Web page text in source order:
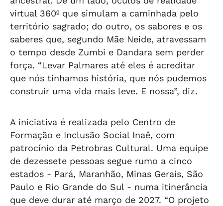
virtual 360º que simulam a caminhada pelo
território sagrado; do outro, os sabores e os
saberes que, segundo Mãe Neide, atravessam
o tempo desde Zumbi e Dandara sem perder
força. “Levar Palmares até eles é acreditar
que nós tínhamos história, que nós pudemos
construir uma vida mais leve. E nossa”, diz.
A iniciativa é realizada pelo Centro de
Formação e Inclusão Social Inaê, com
patrocínio da Petrobras Cultural. Uma equipe
de dezessete pessoas segue rumo a cinco
estados - Pará, Maranhão, Minas Gerais, São
Paulo e Rio Grande do Sul - numa itinerância
que deve durar até março de 2027. “O projeto